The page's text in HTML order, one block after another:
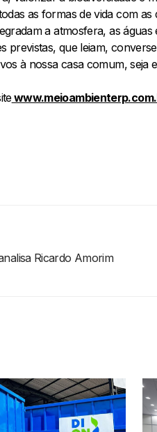
as formas de vida com
a atmosfera, as
previstas, que leiam,
à nossa casa comum, seja
Ricardo Amorim